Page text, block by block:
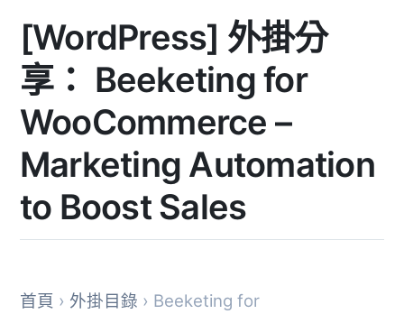
[WordPress] 外掛分
享： Beeketing for
WooCommerce –
Marketing Automation
to Boost Sales
首頁 › 外掛目錄 › Beeketing for